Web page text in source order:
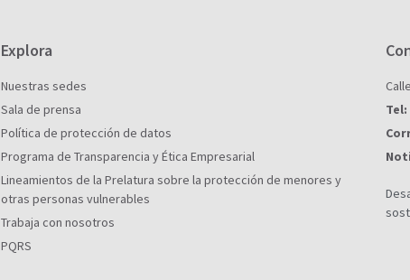
Explora
Nuestras sedes
Sala de prensa
Política de protección de datos
Programa de Transparencia y Ética Empresarial
Lineamientos de la Prelatura sobre la protección de menores y
otras personas vulnerables
Trabaja con nosotros
PQRS
Tel: